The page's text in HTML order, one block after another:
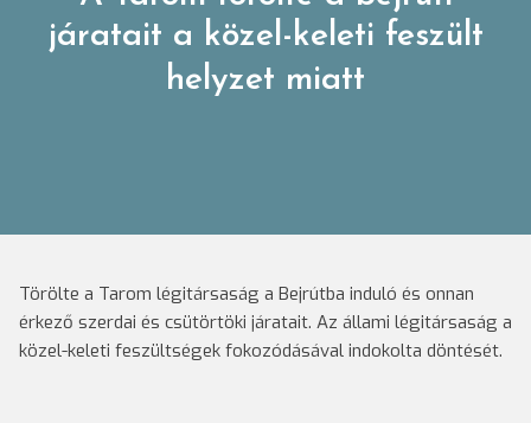
járatait a közel-keleti feszült
helyzet miatt
Törölte a Tarom légitársaság a Bejrútba induló és onnan
érkező szerdai és csütörtöki járatait. Az állami légitársaság a
közel-keleti feszültségek fokozódásával indokolta döntését.